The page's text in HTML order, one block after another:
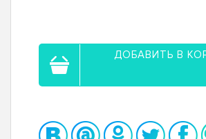
ДОБАВИТЬ В